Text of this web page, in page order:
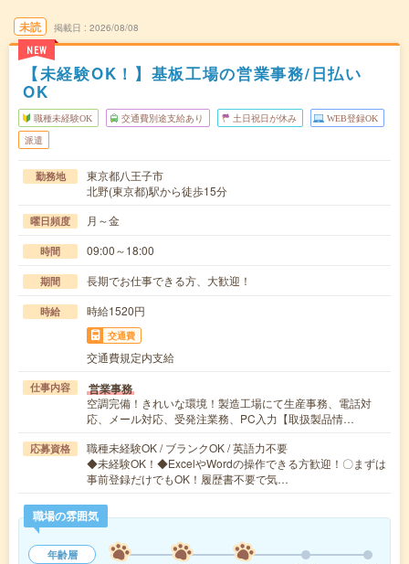
未読
NEW
掲載日 2026/08/08
【未経験OK！】基板工場の営業事務/日払い
OK
職種未経験OK 交通費別途支給あり 土日祝日が休み WEB登録OK
派遣
勤務地
東京都八王子市
北野(東京都)駅から徒歩15分
曜日頻度 月～金
時間 09:00～18:00
期間 長期でお仕事できる方、大歓迎！
時給 時給1520円
交通費
交通費規定内支給
仕事内容 営業事務
空調完備！きれいな環境！製造工場にて生産事務、電話対
応、メール対応、受発注業務、PC入力【取扱製品情…
応募資格
職種未経験OK / ブランクOK / 英語力不要
◆未経験OK！◆ExcelやWordの操作できる方歓迎！〇まずは
事前登録だけでもOK！履歴書不要で気…
職場の雰囲気
年齢層